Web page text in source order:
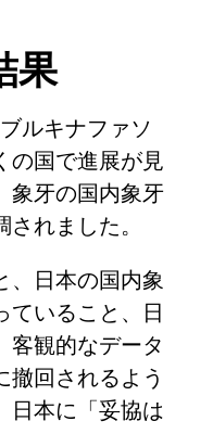
果
ルキナファソ
の国で進展が見
象牙の国内象牙
れました。
、日本の国内象
ていること、日
客観的なデータ
回されるよう
日本に「妥協は